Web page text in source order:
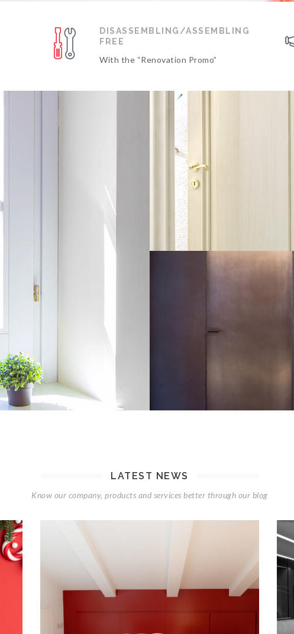
DISASSEMBLING/ASSEMBLING
FREE
With the “Renovation Promo”
LATEST NEWS
Know our company, products and services better through our blog